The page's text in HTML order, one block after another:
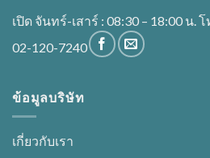
เปิด จันทร์-เสาร์ : 08:30 – 18:00 น.
02-120-7240
ข้อมูลบริษัท
เกี่ยวกับเรา